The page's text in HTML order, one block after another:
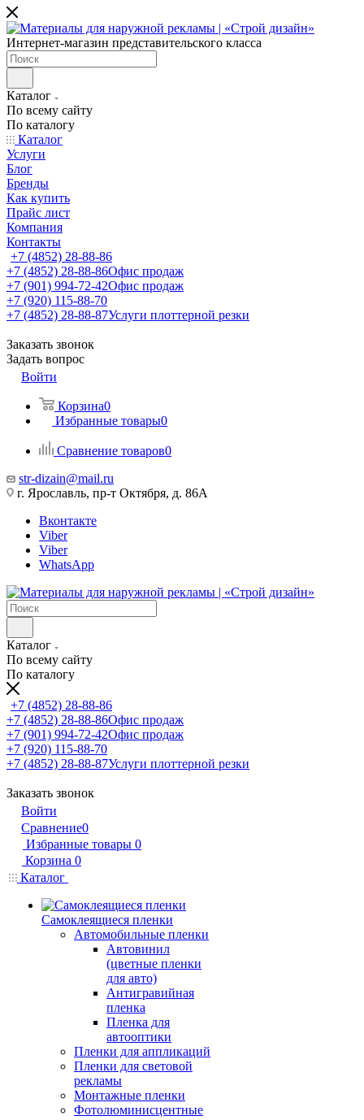
Интернет-магазин представительского класса
Каталог
По всему сайту
По каталогу
Каталог
Услуги
Блог
Бренды
Как купить
Прайс лист
Компания
Контакты
+7 (4852) 28-88-86
+7 (4852) 28-88-86Офис продаж
+7 (901) 994-72-42Офис продаж
+7 (920) 115-88-70
+7 (4852) 28-88-87Услуги плоттерной резки
Заказать звонок
Задать вопрос
Войти
Корзина0
Избранные товары0
Сравнение товаров0
str-dizain@mail.ru
г. Ярославль, пр-т Октября, д. 86А
Вконтакте
Viber
Viber
WhatsApp
Каталог
По всему сайту
По каталогу
+7 (4852) 28-88-86
+7 (4852) 28-88-86Офис продаж
+7 (901) 994-72-42Офис продаж
+7 (920) 115-88-70
+7 (4852) 28-88-87Услуги плоттерной резки
Заказать звонок
Войти
Сравнение0
Избранные товары 0
Корзина 0
Каталог
Самоклеящиеся пленки
Автомобильные пленки
Автовинил
(цветные пленки
для авто)
Антигравийная
пленка
Пленка для
автооптики
Пленки для аппликаций
Пленки для световой
рекламы
Монтажные пленки
Фотолюминисцентные